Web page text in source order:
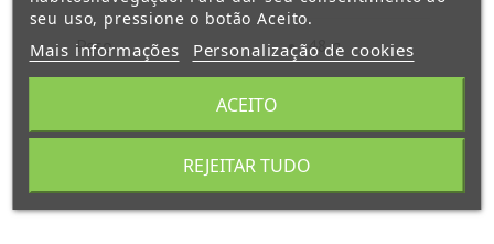
Peso 48 g
seu uso, pressione o botão Aceito.
Mais informações Personalização de cookies
REJEITAR TUDO
ACEITO